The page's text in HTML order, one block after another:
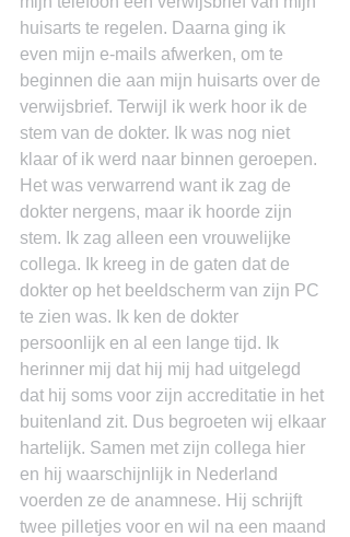
huisarts te regelen. Daarna ging ik
even mijn e-mails afwerken, om te
beginnen die aan mijn huisarts over de
verwijsbrief. Terwijl ik werk hoor ik de
stem van de dokter. Ik was nog niet
klaar of ik werd naar binnen geroepen.
Het was verwarrend want ik zag de
dokter nergens, maar ik hoorde zijn
stem. Ik zag alleen een vrouwelijke
collega. Ik kreeg in de gaten dat de
dokter op het beeldscherm van zijn PC
te zien was. Ik ken de dokter
persoonlijk en al een lange tijd. Ik
herinner mij dat hij mij had uitgelegd
dat hij soms voor zijn accreditatie in het
buitenland zit. Dus begroeten wij elkaar
hartelijk. Samen met zijn collega hier
en hij waarschijnlijk in Nederland
voerden ze de anamnese. Hij schrijft
twee pilletjes voor en wil na een maand